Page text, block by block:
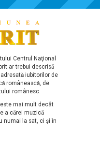
Centrul Naţional
ar trebui descrisă
iubitorilor de
românească, de
românesc.
mai mult decât
a cărei muzică
numai la sat, ci şi în